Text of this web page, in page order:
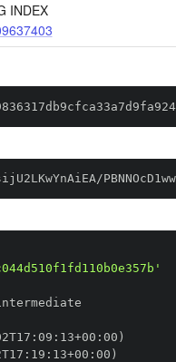
INDEX
: 09 : 13+00 :
: 19 : 13+00 :